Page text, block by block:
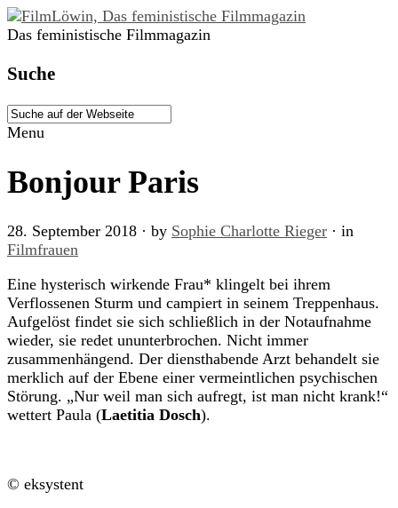
Das feministische Filmmagazin
Suche
Menu
Bonjour Paris
28. September 2018 · by Sophie Charlotte Rieger · in
Filmfrauen
Eine hysterisch wirkende Frau* klingelt bei ihrem
Verflossenen Sturm und campiert in seinem Treppenhaus.
Aufgelöst findet sie sich schließlich in der Notaufnahme
wieder, sie redet ununterbrochen. Nicht immer
zusammenhängend. Der diensthabende Arzt behandelt sie
merklich auf der Ebene einer vermeintlichen psychischen
Störung. „Nur weil man sich aufregt, ist man nicht krank!“
wettert Paula (Laetitia Dosch).
© eksystent